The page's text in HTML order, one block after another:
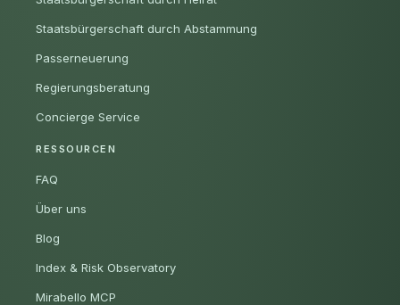
Staatsbürgerschaft durch Abstammung
Passerneuerung
Regierungsberatung
Concierge Service
RESSOURCEN
FAQ
Über uns
Blog
Index & Risk Observatory
Mirabello MCP